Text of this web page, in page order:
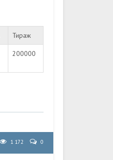
Тираж
200000
1 172 0